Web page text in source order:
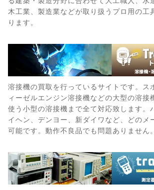
木工業、製造業などが取り扱うプロ用の工
ります。
溶接機の買取を行っているサイトです。ス
ィーゼルエンジン溶接機などの大型の溶接
使う小型の溶接機まで全て対応致します。
イヘン、デンヨー、新ダイワなど、どのメ
可能です。動作不良品でも問題ありません。